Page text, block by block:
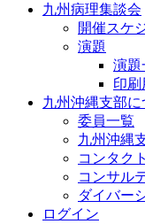
九州病理集談会
開催スケ
演題
演題
印刷
九州沖縄支部に
委員一覧
九州沖縄
コンタクト
コンサル
ダイバー
ログイン